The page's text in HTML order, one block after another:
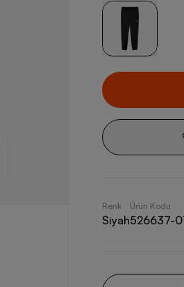
Renk
Siyah
Ürün Kodu
526637-